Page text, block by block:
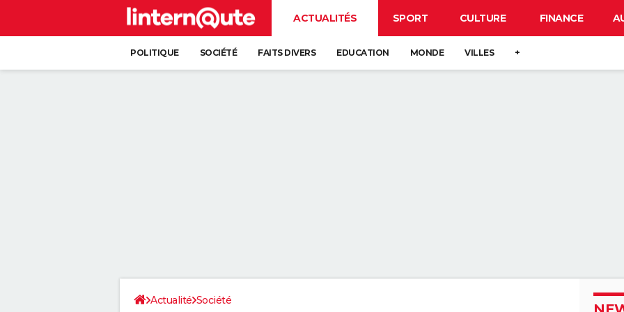
ACTUALITÉS SPORT CULTURE FINANCE
POLITIQUE SOCIÉTÉ FAITS DIVERS EDUCATION MONDE VILLES +
Actualité Société